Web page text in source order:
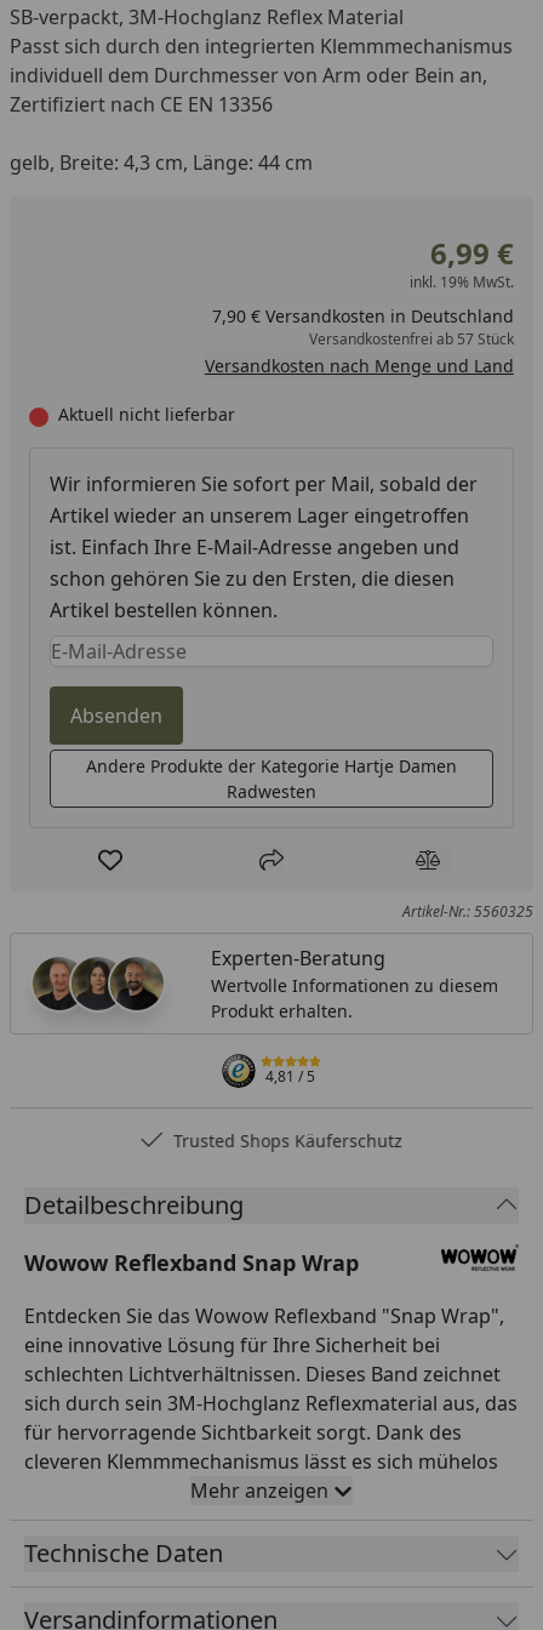
SB-verpackt, 3M-Hochglanz Reflex Material
Passt sich durch den integrierten Klemmmechanismus
individuell dem Durchmesser von Arm oder Bein an,
Zertifiziert nach CE EN 13356
gelb, Breite: 4,3 cm, Länge: 44 cm
6,99 €
inkl. 19% MwSt.
7,90 € Versandkosten in Deutschland
Versandkostenfrei ab 57 Stück
Versandkosten nach Menge und Land
Aktuell nicht lieferbar
Wir informieren Sie sofort per Mail, sobald der
Artikel wieder an unserem Lager eingetroffen
ist. Einfach Ihre E-Mail-Adresse angeben und
schon gehören Sie zu den Ersten, die diesen
Artikel bestellen können.
Keine Eingabe erforderlich
Eingabe erforderlich
Absenden
Andere Produkte der Kategorie Hartje Damen
Radwesten
Produkt zur Wunschliste hinzufügen
Teilen Produkt
Artikel-Nr.: 5560325
Experten-Beratung
Wertvolle Informationen zu diesem
Produkt erhalten.
4,81/ 5
Trusted Shops Käuferschutz
Detailbeschreibung
Wowow Reflexband Snap Wrap
Entdecken Sie das Wowow Reflexband "Snap Wrap",
eine innovative Lösung für Ihre Sicherheit bei
schlechten Lichtverhältnissen. Dieses Band zeichnet
sich durch sein 3M-Hochglanz Reflexmaterial aus, das
für hervorragende Sichtbarkeit sorgt. Dank des
cleveren Klemmmechanismus lässt es sich mühelos
an den Durchmesser Ihres Arms oder Beins
anpassen, sodass es stets perfekt sitzt. Die SB-
Verpackung garantiert, dass Ihr Produkt sicher und
Zudem erfüllt das Wowow Reflexband die strengen
Mehr anzeigen
Technische Daten
Versandinformationen